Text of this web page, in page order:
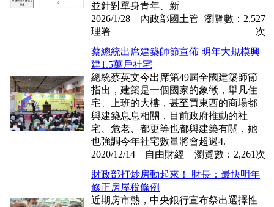
並針對單身青年、新
2026/1/28 內政部國土管
理署
瀏覽數：2,527
次
蔡總統出席建築師節宣佈 明年大規模興
建1.5萬戶社宅
總統蔡英文今出席第49屆全國建築師節
指出，建築是一個國家的象徵，舉凡住
宅、上班的大樓，甚至買東西的商場都
與建築息息相關，目前政府推動的社
宅、危老、都更等也都與建築有關，她
也強調今年社宅數量將會超過4.
2020/12/14 自由財經
瀏覽數：2,261次
財政部打炒房動起來！ 財長：最快明年
修正房屋稅條例
近期房市熱，中央銀行宣布祭出選擇性